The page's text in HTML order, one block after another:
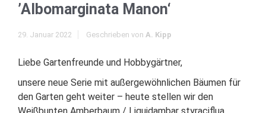
’Albomarginata Manon‘
29. Januar 2022 Geschrieben von A. Kipp
Liebe Gartenfreunde und Hobbygärtner,
unsere neue Serie mit außergewöhnlichen Bäumen für
den Garten geht weiter – heute stellen wir den